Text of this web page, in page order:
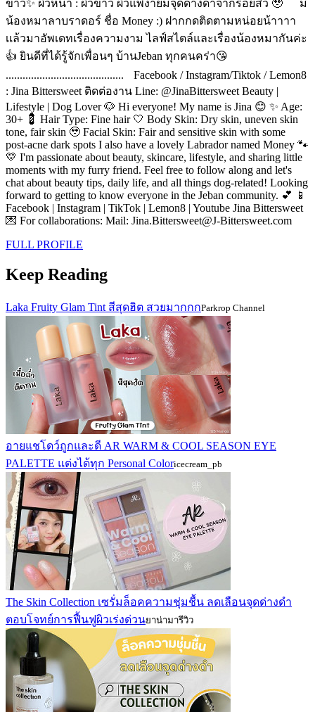
ขาว✨ ผิวหน้า : ผิวขาว ผิวแพ้ง่ายมีจุดด่างดำจากรอยสิว 🥹 มี
น้องหมาลาบราดอร์ ชื่อ Money :) ฝากกดติดตามหน่อยน้าาาา
เเล้วมาอัพเดทเรื่องความงาม ไลฟ์สไตล์และเรื่องน้องหมากันค่ะ
👍 ยินดีที่ได้รู้จักเพื่อนๆ บ้านJeban ทุกคนคร่า😘
.......................................... Facebook / Instagram/Tiktok / Lemon8
: Jina Bittersweet ติดต่องาน Line: @JinaBittersweet Beauty |
Lifestyle | Dog Lover 🐶 Hi everyone! My name is Jina 😊 ✨ Age:
30+ 💈 Hair Type: Fine hair 🤍 Body Skin: Dry skin, uneven skin
tone, fair skin 🥹 Facial Skin: Fair and sensitive skin with some
post-acne dark spots I also have a lovely Labrador named Money 🐾
💛 I'm passionate about beauty, skincare, lifestyle, and sharing little
moments with my furry friend. Feel free to follow along and let's
chat about beauty tips, daily life, and all things dog-related! Looking
forward to getting to know everyone in the Jeban community. 💕 📱
Facebook | Instagram | TikTok | Lemon8 | Youtube Jina Bittersweet
💌 For collaborations: Mail: Jina.Bittersweet@J-Bittersweet.com
FULL PROFILE
Keep Reading
Laka Fruity Glam Tint สีสุดฮิต สวยมากกกParkrop Channel
อายแชโดว์ถูกและดี AR WARM & COOL SEASON EYE
PALETTE แต่งได้ทุก Personal Coloricecream_pb
The Skin Collection เซรั่มล็อคความชุ่มชื้น ลดเลือนจุดด่างดำ
ตอบโจทย์การฟื้นฟูผิวเร่งด่วนยาน่ามารีวิว